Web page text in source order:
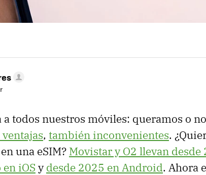
a todos nuestros móviles: queramos o
, también inconvenientes.
una eSIM? Movistar y O2 llevan desde
iOS ydesde 2025 en Android. Ahora